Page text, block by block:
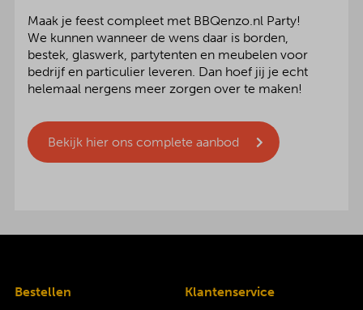
Maak je feest compleet met BBQenzo.nl Party!
We kunnen wanneer de wens daar is borden,
bestek, glaswerk, partytenten en meubelen voor
bedrijf en particulier leveren. Dan hoef jij je echt
helemaal nergens meer zorgen over te maken!
Bekijk hier ons complete aanbod
Bestellen
Klantenservice